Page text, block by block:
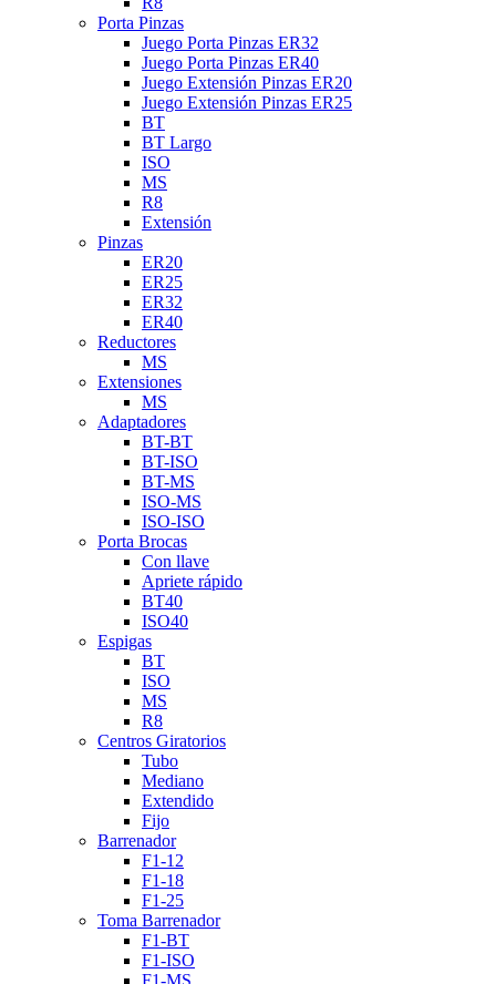
Porta Pinzas
Juego Porta Pinzas ER32
Juego Porta Pinzas ER40
Juego Extensión Pinzas ER20
Juego Extensión Pinzas ER25
BT
BT Largo
ISO
MS
R8
Extensión
Pinzas
ER20
ER25
ER32
ER40
Reductores
MS
Extensiones
MS
Adaptadores
BT-BT
BT-ISO
BT-MS
ISO-MS
ISO-ISO
Porta Brocas
Con llave
Apriete rápido
BT40
ISO40
Espigas
BT
ISO
MS
R8
Centros Giratorios
Tubo
Mediano
Extendido
Fijo
Barrenador
F1-12
F1-18
F1-25
Toma Barrenador
F1-BT
F1-ISO
F1-MS